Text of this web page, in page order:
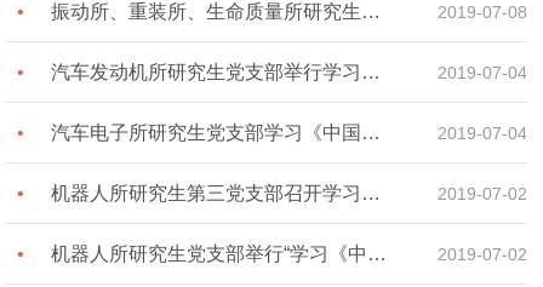
振动所、重装所、生命质量所研究生党支部共赴华为上海研究所开展主题党日活动[图] 2019-07-08
汽车发动机所研究生党支部举行学习《中国共产党党员教育管理工作条例》组织生活会[图] 2019-07-04
汽车电子所研究生党支部学习《中国共产党党员教育管理工作条例》组织生活会[图] 2019-07-04
机器人所研究生第三党支部召开学习《中国共产党党员教育管理工作条例》专题组织生活会[图] 2019-07-02
机器人所研究生党支部举行“学习《中国共产党党员教育管理工作条例》”专题组织生活会[图] 2019-07-02